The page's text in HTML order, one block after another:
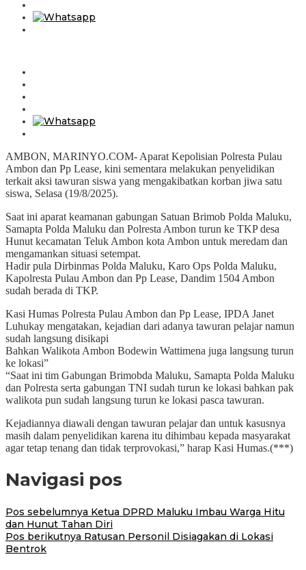
AMBON, MARINYO.COM- Aparat Kepolisian Polresta Pulau
Ambon dan Pp Lease, kini sementara melakukan penyelidikan
terkait aksi tawuran siswa yang mengakibatkan korban jiwa satu
siswa, Selasa (19/8/2025).
Saat ini aparat keamanan gabungan Satuan Brimob Polda Maluku,
Samapta Polda Maluku dan Polresta Ambon turun ke TKP desa
Hunut kecamatan Teluk Ambon kota Ambon untuk meredam dan
mengamankan situasi setempat.
Hadir pula Dirbinmas Polda Maluku, Karo Ops Polda Maluku,
Kapolresta Pulau Ambon dan Pp Lease, Dandim 1504 Ambon
sudah berada di TKP.
Kasi Humas Polresta Pulau Ambon dan Pp Lease, IPDA Janet
Luhukay mengatakan, kejadian dari adanya tawuran pelajar namun
sudah langsung disikapi
Bahkan Walikota Ambon Bodewin Wattimena juga langsung turun
ke lokasi”
“Saat ini tim Gabungan Brimobda Maluku, Samapta Polda Maluku
dan Polresta serta gabungan TNI sudah turun ke lokasi bahkan pak
walikota pun sudah langsung turun ke lokasi pasca tawuran.
Kejadiannya diawali dengan tawuran pelajar dan untuk kasusnya
masih dalam penyelidikan karena itu dihimbau kepada masyarakat
agar tetap tenang dan tidak terprovokasi,” harap Kasi Humas.(***)
Navigasi pos
Pos sebelumnya Ketua DPRD Maluku Imbau Warga Hitu
dan Hunut Tahan Diri
Pos berikutnya Ratusan Personil Disiagakan di Lokasi
Bentrok